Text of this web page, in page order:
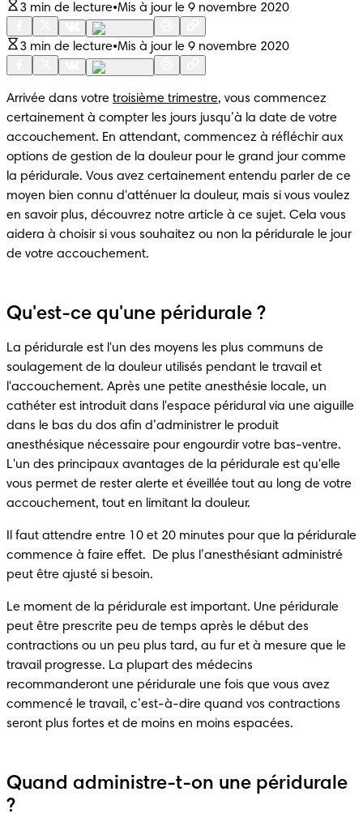
3 min de lecture•Mis à jour le 9 novembre 2020
3 min de lecture•Mis à jour le 9 novembre 2020
Arrivée dans votre troisième trimestre, vous commencez
certainement à compter les jours jusqu’à la date de votre
accouchement. En attendant, commencez à réfléchir aux
options de gestion de la douleur pour le grand jour comme
la péridurale. Vous avez certainement entendu parler de ce
moyen bien connu d'atténuer la douleur, mais si vous voulez
en savoir plus, découvrez notre article à ce sujet. Cela vous
aidera à choisir si vous souhaitez ou non la péridurale le jour
de votre accouchement.
Qu'est-ce qu'une péridurale ?
La péridurale est l'un des moyens les plus communs de
soulagement de la douleur utilisés pendant le travail et
l'accouchement. Après une petite anesthésie locale, un
cathéter est introduit dans l'espace péridural via une aiguille
dans le bas du dos afin d’administrer le produit
anesthésique nécessaire pour engourdir votre bas-ventre.
L'un des principaux avantages de la péridurale est qu'elle
vous permet de rester alerte et éveillée tout au long de votre
Il faut attendre entre 10 et 20 minutes pour que la péridurale
commence à faire effet.  De plus l’anesthésiant administré
Le moment de la péridurale est important. Une péridurale
peut être prescrite peu de temps après le début des
contractions ou un peu plus tard, au fur et à mesure que le
travail progresse. La plupart des médecins
recommanderont une péridurale une fois que vous avez
commencé le travail, c’est-à-dire quand vos contractions
Quand administre-t-on une péridurale
?